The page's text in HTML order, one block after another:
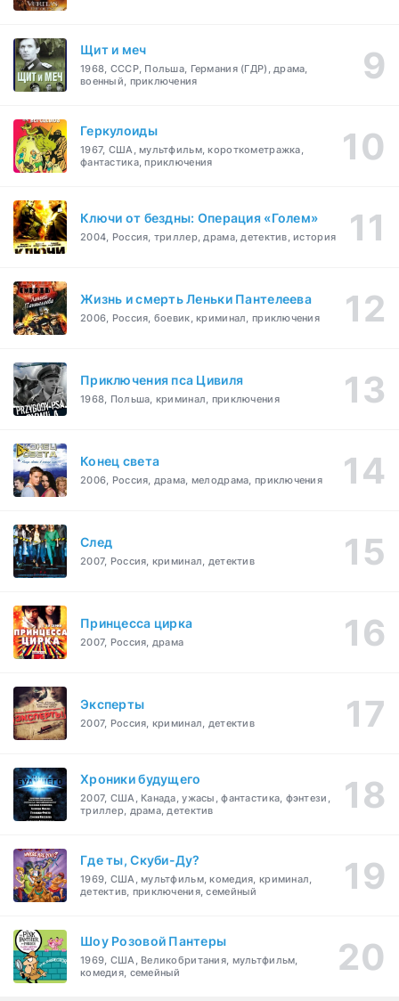
Щит и меч
1968, СССР, Польша, Германия (ГДР), драма,
военный, приключения
Геркулоиды
1967, США, мультфильм, короткометражка,
фантастика, приключения
Ключи от бездны: Операция «Голем»
2004, Россия, триллер, драма, детектив, история
Жизнь и смерть Леньки Пантелеева
2006, Россия, боевик, криминал, приключения
Приключения пса Цивиля
1968, Польша, криминал, приключения
Конец света
2006, Россия, драма, мелодрама, приключения
След
2007, Россия, криминал, детектив
Принцесса цирка
2007, Россия, драма
Эксперты
2007, Россия, криминал, детектив
Хроники будущего
2007, США, Канада, ужасы, фантастика, фэнтези,
триллер, драма, детектив
Где ты, Скуби-Ду?
1969, США, мультфильм, комедия, криминал,
детектив, приключения, семейный
Шоу Розовой Пантеры
1969, США, Великобритания, мультфильм,
комедия, семейный